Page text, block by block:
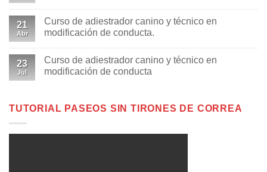
21
Abr
Curso de adiestrador canino y técnico en
modificación de conducta.
23
Jul
Curso de adiestrador canino y técnico en
modificación de conducta
TUTORIAL PASEOS SIN TIRONES DE CORREA